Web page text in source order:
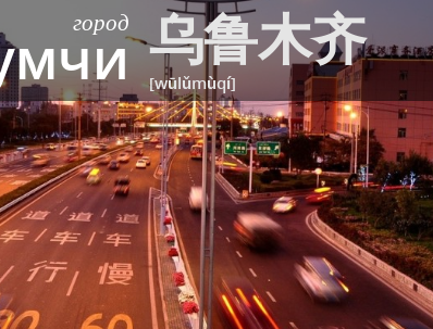
город 乌鲁木齐
[wūlǔmùqí]